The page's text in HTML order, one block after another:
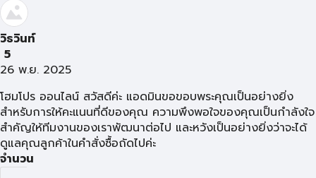
วิธวินท์
5
26 พ.ย. 2025
โฮมโปร ออนไลน์ สวัสดีค่ะ แอดมินขอขอบพระคุณเป็นอย่างยิ่ง
สำหรับการให้คะแนนที่ดีของคุณ ความพึงพอใจของคุณเป็นกำลังใจ
สำคัญให้ทีมงานของเราพัฒนาต่อไป และหวังเป็นอย่างยิ่งว่าจะได้
ดูแลคุณลูกค้าในคำสั่งซื้อถัดไปค่ะ
จำนวน